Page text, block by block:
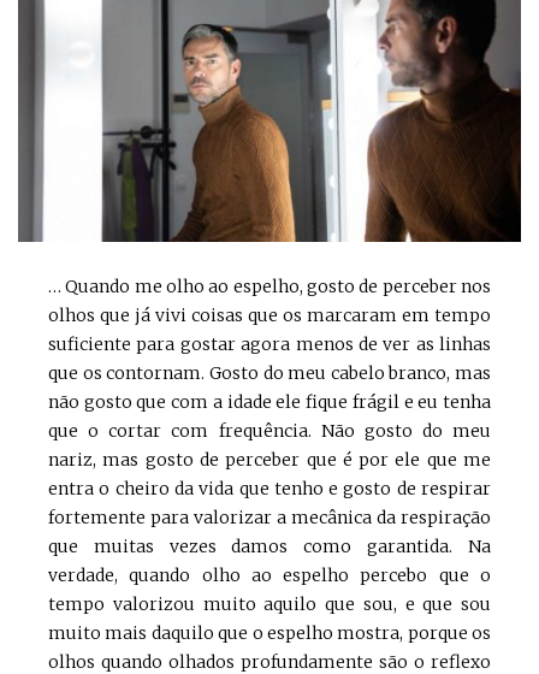
… Quando me olho ao espelho, gosto de perceber nos
olhos que já vivi coisas que os marcaram em tempo
suficiente para gostar agora menos de ver as linhas
que os contornam. Gosto do meu cabelo branco, mas
não gosto que com a idade ele fique frágil e eu tenha
que o cortar com frequência. Não gosto do meu
nariz, mas gosto de perceber que é por ele que me
entra o cheiro da vida que tenho e gosto de respirar
fortemente para valorizar a mecânica da respiração
que muitas vezes damos como garantida. Na
verdade, quando olho ao espelho percebo que o
tempo valorizou muito aquilo que sou, e que sou
muito mais daquilo que o espelho mostra, porque os
olhos quando olhados profundamente são o reflexo